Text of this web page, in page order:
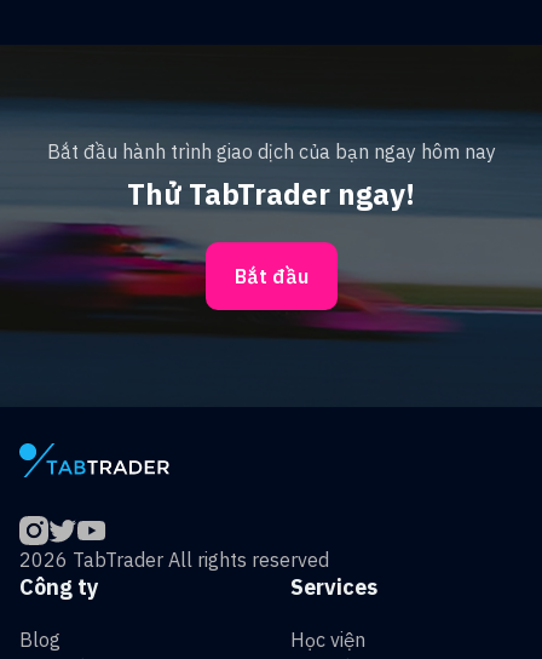
Bắt đầu hành trình giao dịch của bạn ngay hôm nay
Thử TabTrader ngay!
Bắt đầu
2026 TabTrader All rights reserved
Services
Học viện
Công ty
Blog